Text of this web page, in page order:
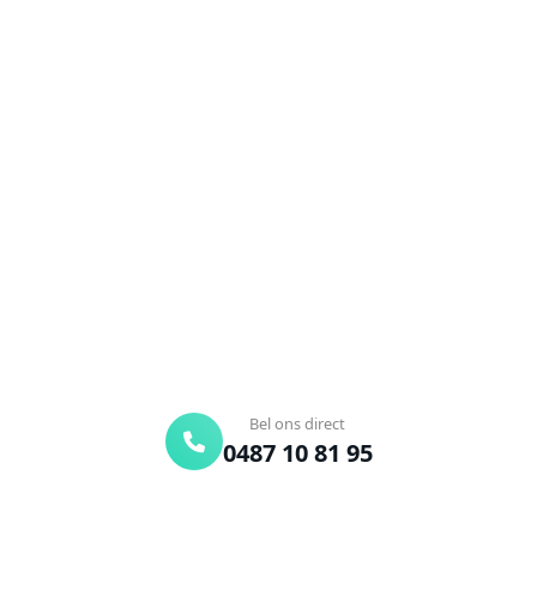
Bel ons direct
0487 10 81 95